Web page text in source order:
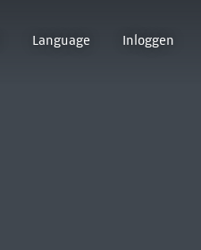
Language Inloggen